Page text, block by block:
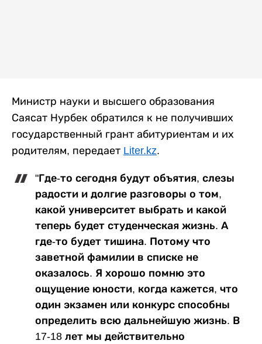
Министр науки и высшего образования
Саясат Нурбек обратился к не получивших
государственный грант абитуриентам и их
родителям, передает Liter.kz.
"Где-то сегодня будут объятия, слезы
радости и долгие разговоры о том,
какой университет выбрать и какой
теперь будет студенческая жизнь. А
где-то будет тишина. Потому что
заветной фамилии в списке не
оказалось. Я хорошо помню это
ощущение юности, когда кажется, что
один экзамен или конкурс способны
определить всю дальнейшую жизнь. В
17-18 лет мы действительно